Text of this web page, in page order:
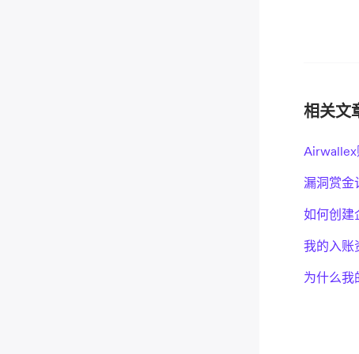
相关文
Airwallex
漏洞赏金
如何创建
我的入账
为什么我